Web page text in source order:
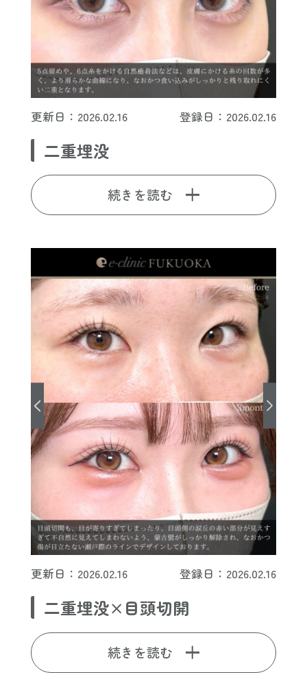
更新日：2026.02.16 登録日：2026.02.16
二重埋没
続きを読む
更新日：2026.02.16 登録日：2026.02.16
二重埋没×目頭切開
続きを読む